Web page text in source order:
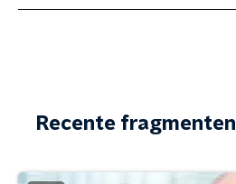
Recente fragmenten